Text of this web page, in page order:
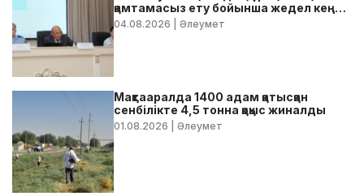
қамтамасыз ету бойынша жедел кеңес
өтті
04.08.2026 | Әлеумет
Мақтааралда 1400 адам қатысқан
сенбілікте 4,5 тонна қоқыс жиналды
01.08.2026 | Әлеумет